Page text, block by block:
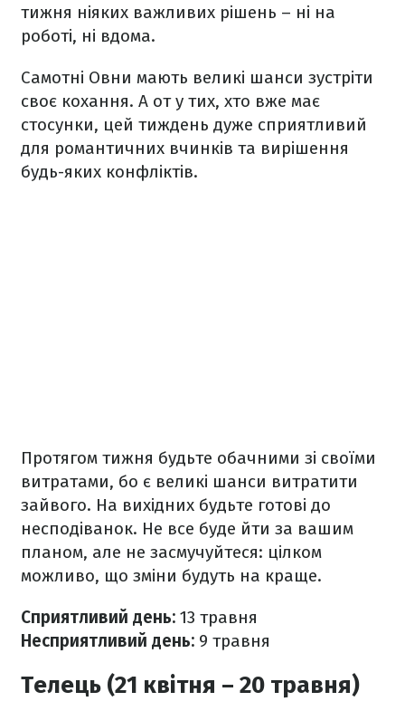
тижня ніяких важливих рішень – ні на
роботі, ні вдома.
Самотні Овни мають великі шанси зустріти
своє кохання. А от у тих, хто вже має
стосунки, цей тиждень дуже сприятливий
для романтичних вчинків та вирішення
будь-яких конфліктів.
Протягом тижня будьте обачними зі своїми
витратами, бо є великі шанси витратити
зайвого. На вихідних будьте готові до
несподіванок. Не все буде йти за вашим
планом, але не засмучуйтеся: цілком
можливо, що зміни будуть на краще.
Сприятливий день: 13 травня
Несприятливий день: 9 травня
Телець (21 квітня – 20 травня)